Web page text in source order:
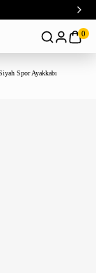
0
Spor Ayakkabı